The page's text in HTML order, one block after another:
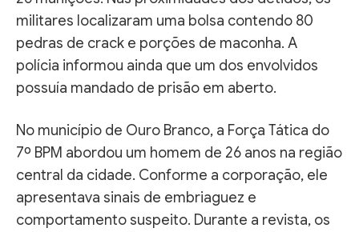
militares localizaram uma bolsa contendo 80
pedras de crack e porções de maconha. A
polícia informou ainda que um dos envolvidos
possuía mandado de prisão em aberto.
No município de Ouro Branco, a Força Tática do
7º BPM abordou um homem de 26 anos na região
central da cidade. Conforme a corporação, ele
apresentava sinais de embriaguez e
comportamento suspeito. Durante a revista, os